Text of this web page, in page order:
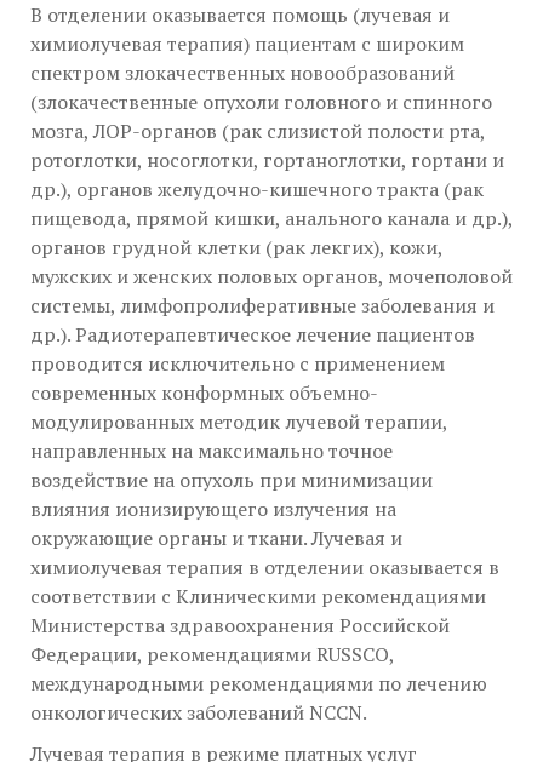
В отделении оказывается помощь (лучевая и
химиолучевая терапия) пациентам с широким
спектром злокачественных новообразований
(злокачественные опухоли головного и спинного
мозга, ЛОР-органов (рак слизистой полости рта,
ротоглотки, носоглотки, гортаноглотки, гортани и
др.), органов желудочно-кишечного тракта (рак
пищевода, прямой кишки, анального канала и др.),
органов грудной клетки (рак лекгих), кожи,
мужских и женских половых органов, мочеполовой
системы, лимфопролиферативные заболевания и
др.). Радиотерапевтическое лечение пациентов
проводится исключительно с применением
современных конформных объемно-
модулированных методик лучевой терапии,
направленных на максимально точное
воздействие на опухоль при минимизации
влияния ионизирующего излучения на
окружающие органы и ткани. Лучевая и
химиолучевая терапия в отделении оказывается в
соответствии с Клиническими рекомендациями
Министерства здравоохранения Российской
Федерации, рекомендациями RUSSCO,
международными рекомендациями по лечению
онкологических заболеваний NCCN.
Лучевая терапия в режиме платных услуг